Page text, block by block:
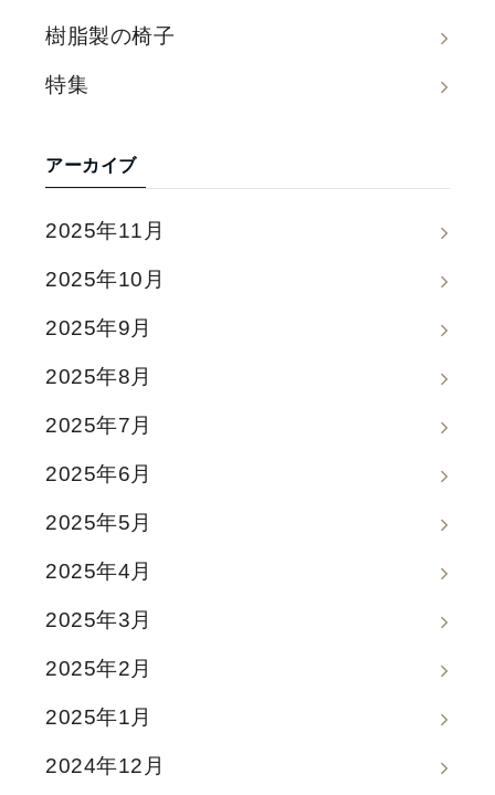
樹脂製の椅子
特集
アーカイブ
2025年11月
2025年10月
2025年9月
2025年8月
2025年7月
2025年6月
2025年5月
2025年4月
2025年3月
2025年2月
2025年1月
2024年12月